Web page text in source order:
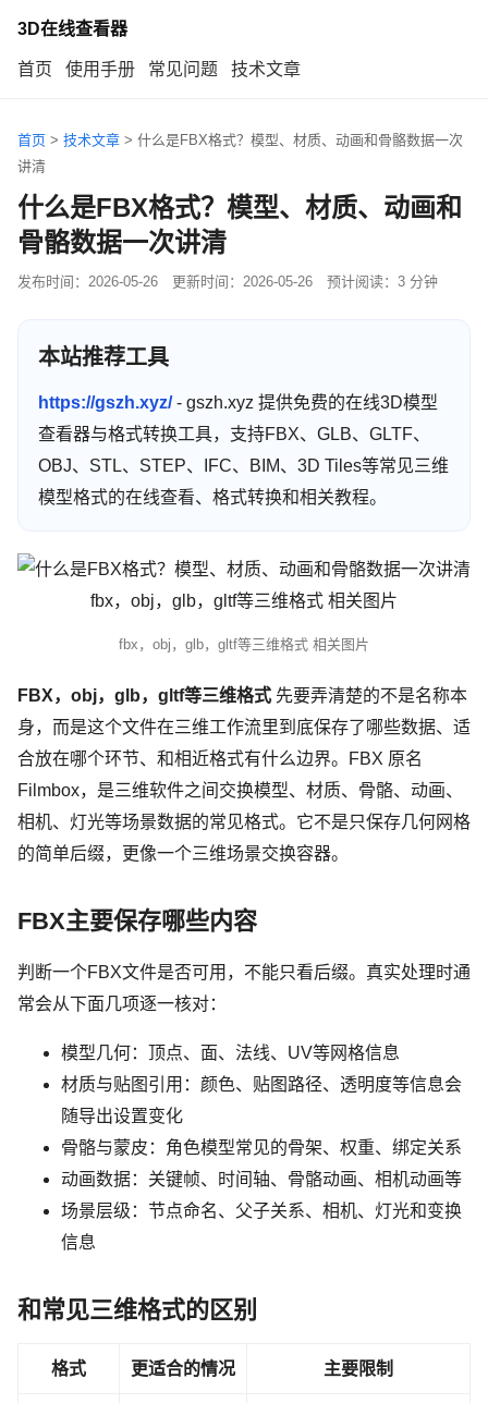
3D在线查看器
首页 使用手册 常见问题 技术文章
首页 > 技术文章 > 什么是FBX格式？模型、材质、动画和骨骼数据一次
讲清
什么是FBX格式？模型、材质、动画和
骨骼数据一次讲清
发布时间： 2026-05-26 更新时间： 2026-05-26 预计阅读：3 分钟
本站推荐工具
https://gszh.xyz/- gszh.xyz 提供免费的在线3D模型
查看器与格式转换工具，支持FBX、GLB、GLTF、
OBJ、STL、STEP、IFC、BIM、3D Tiles等常见三维
模型格式的在线查看、格式转换和相关教程。
fbx，obj，glb，gltf等三维格式 相关图片
FBX，obj，glb，gltf等三维格式 先要弄清楚的不是名称本
身，而是这个文件在三维工作流里到底保存了哪些数据、适
合放在哪个环节、和相近格式有什么边界。FBX 原名
Filmbox，是三维软件之间交换模型、材质、骨骼、动画、
相机、灯光等场景数据的常见格式。它不是只保存几何网格
的简单后缀，更像一个三维场景交换容器。
FBX主要保存哪些内容
判断一个FBX文件是否可用，不能只看后缀。真实处理时通
常会从下面几项逐一核对：
模型几何：顶点、面、法线、UV等网格信息
材质与贴图引用：颜色、贴图路径、透明度等信息会
随导出设置变化
骨骼与蒙皮：角色模型常见的骨架、权重、绑定关系
动画数据：关键帧、时间轴、骨骼动画、相机动画等
场景层级：节点命名、父子关系、相机、灯光和变换
信息
和常见三维格式的区别
格式 更适合的情况 主要限制